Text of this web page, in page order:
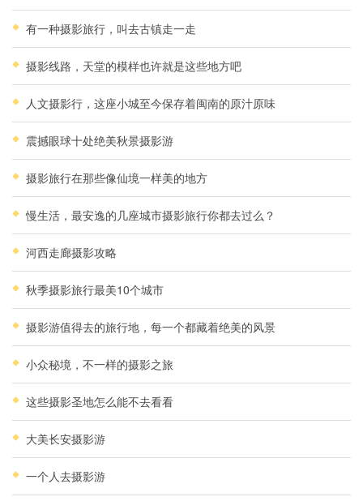
有一种摄影旅行，叫去古镇走一走
摄影线路，天堂的模样也许就是这些地方吧
人文摄影行，这座小城至今保存着闽南的原汁原味
震撼眼球十处绝美秋景摄影游
摄影旅行在那些像仙境一样美的地方
慢生活，最安逸的几座城市摄影旅行你都去过么？
河西走廊摄影攻略
秋季摄影旅行最美10个城市
摄影游值得去的旅行地，每一个都藏着绝美的风景
小众秘境，不一样的摄影之旅
这些摄影圣地怎么能不去看看
大美长安摄影游
一个人去摄影游